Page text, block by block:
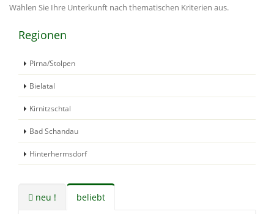
Wählen Sie Ihre Unterkunft nach thematischen Kriterien aus.
Regionen
Pirna/Stolpen
Bielatal
Kirnitzschtal
Bad Schandau
Hinterhermsdorf
neu ! beliebt